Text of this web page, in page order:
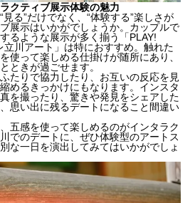
クティブ展示体験の魅力
る”だけでなく、“体験する”楽しさが
展示はいかがでしょうか。カップルで
るような展示が多く揃う「PLAY!
立川アート」は特におすすめ。触れた
使って楽しめる仕掛けが随所にあり、
ときが過ごせます。
たりで協力したり、お互いの反応を見
めるきっかけにもなります。インスタ
を撮ったり、驚きや発見をシェアした
思い出に残るデートになること間違い
五感を使って楽しめるのがインタラク
でのデートに、ぜひ体験型のアートス
な一日を演出してみてはいかがでしょ
る立川のデートコース